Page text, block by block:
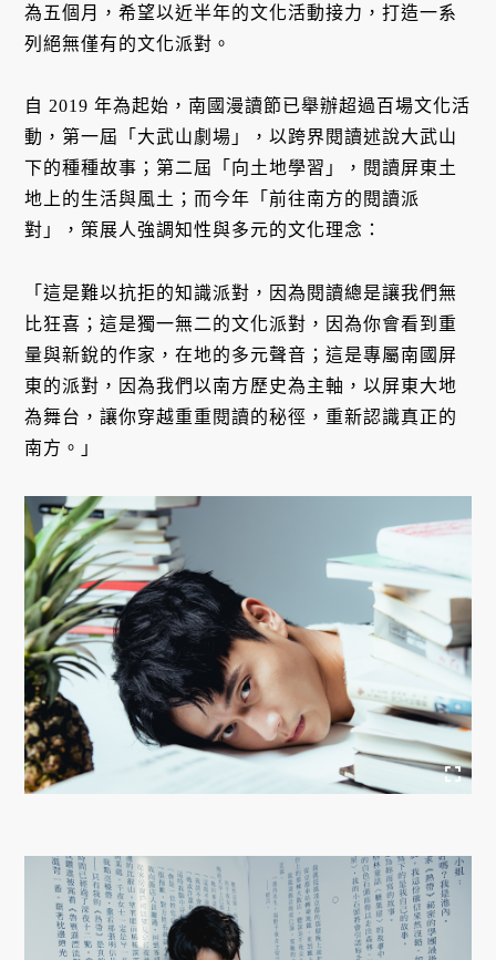
為五個月，希望以近半年的文化活動接力，打造一系
列絕無僅有的文化派對。
自 2019 年為起始，南國漫讀節已舉辦超過百場文化活
動，第一屆「大武山劇場」，以跨界閱讀述說大武山
下的種種故事；第二屆「向土地學習」，閱讀屏東土
地上的生活與風土；而今年「前往南方的閱讀派
對」，策展人強調知性與多元的文化理念：
「這是難以抗拒的知識派對，因為閱讀總是讓我們無
比狂喜；這是獨一無二的文化派對，因為你會看到重
量與新銳的作家，在地的多元聲音；這是專屬南國屏
東的派對，因為我們以南方歷史為主軸，以屏東大地
為舞台，讓你穿越重重閱讀的秘徑，重新認識真正的
南方。」